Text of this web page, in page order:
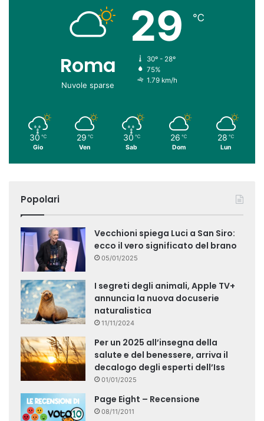
Roma
Nuvole sparse
29 ℃
30º - 28º
75%
1.79 km/h
30 ℃
Gio
29 ℃
Ven
30 ℃
Sab
26 ℃
Dom
28 ℃
Lun
Popolari
Vecchioni spiega Luci a San Siro:
ecco il vero significato del brano
05/01/2025
I segreti degli animali, Apple TV+
annuncia la nuova docuserie
naturalistica
11/11/2024
Per un 2025 all’insegna della
salute e del benessere, arriva il
decalogo degli esperti dell’Iss
01/01/2025
Page Eight – Recensione
08/11/2011